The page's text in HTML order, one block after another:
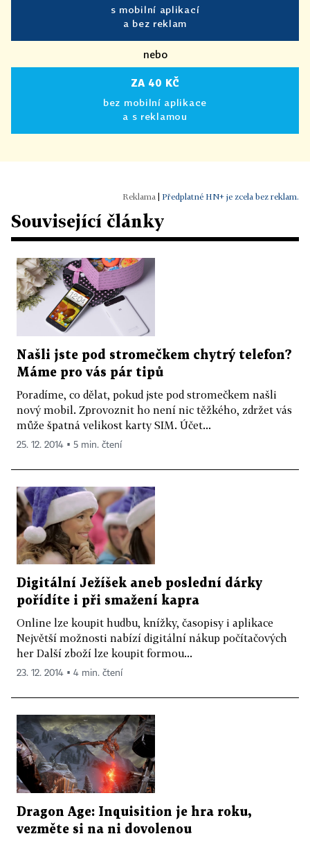
s mobilní aplikací
a bez reklam
nebo
ZA 40 KČ
bez mobilní aplikace
a s reklamou
Předplatné HN+ je zcela bez reklam.
Související články
Našli jste pod stromečkem chytrý telefon?
Máme pro vás pár tipů
Poradíme, co dělat, pokud jste pod stromečkem našli
nový mobil. Zprovoznit ho není nic těžkého, zdržet vás
může špatná velikost karty SIM. Účet...
25. 12. 2014 ▪ 5 min. čtení
Digitální Ježíšek aneb poslední dárky
pořídíte i při smažení kapra
Online lze koupit hudbu, knížky, časopisy i aplikace
Největší možnosti nabízí digitální nákup počítačových
her Další zboží lze koupit formou...
23. 12. 2014 ▪ 4 min. čtení
Dragon Age: Inquisition je hra roku,
vezměte si na ni dovolenou